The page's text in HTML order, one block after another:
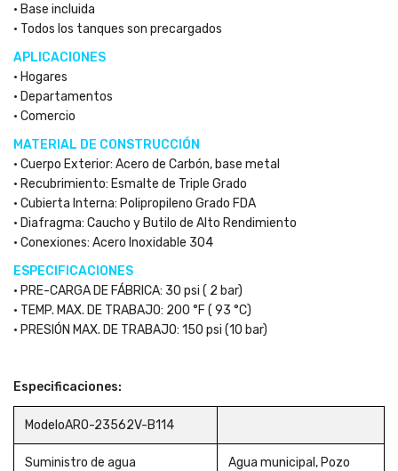
• Base incluida
• Todos los tanques son precargados
APLICACIONES
• Hogares
• Departamentos
• Comercio
MATERIAL DE CONSTRUCCIÓN
• Cuerpo Exterior: Acero de Carbón, base metal
• Recubrimiento: Esmalte de Triple Grado
• Cubierta Interna: Polipropileno Grado FDA
• Diafragma: Caucho y Butilo de Alto Rendimiento
• Conexiones: Acero Inoxidable 304
ESPECIFICACIONES
• PRE-CARGA DE FÁBRICA: 30 psi ( 2 bar)
• TEMP. MAX. DE TRABAJO: 200 °F ( 93 °C)
• PRESIÓN MAX. DE TRABAJO: 150 psi (10 bar)
Especificaciones:
ModeloARO-23562V-B114
Suministro de agua Agua municipal, Pozo